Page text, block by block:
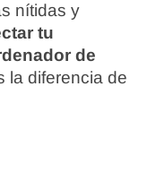
nítidas y
tu
de
la diferencia de